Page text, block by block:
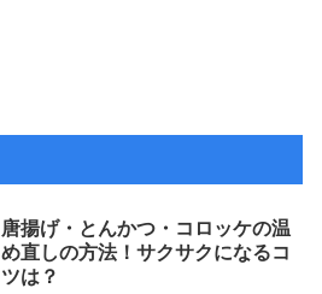
唐揚げ・とんかつ・コロッケの温
め直しの方法！サクサクになるコ
ツは？